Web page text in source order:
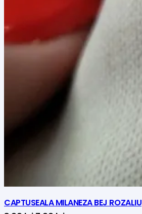
CAPTUSEALA MILANEZA BEJ ROZALIU